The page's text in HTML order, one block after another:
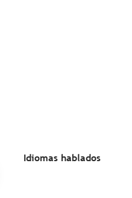
Idiomas hablados
Idiomas hablados